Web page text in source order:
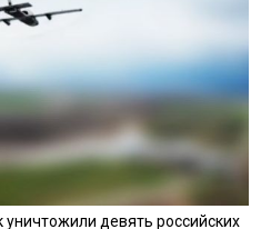
уничтожили девять российских